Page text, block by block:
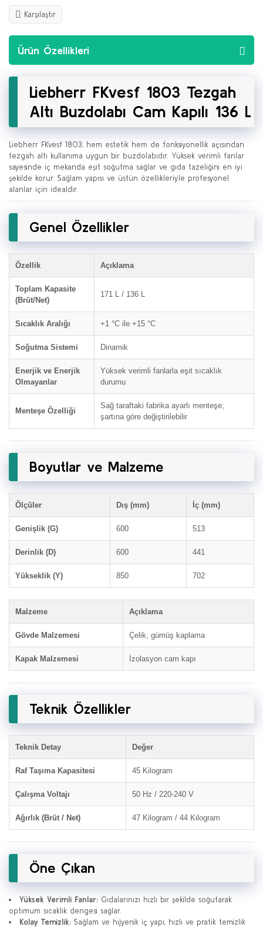
Karşılaştır
Ürün Özellikleri
Liebherr FKvesf 1803 Tezgah
Altı Buzdolabı Cam Kapılı 136 L
Liebherr FKvesf 1803, hem estetik hem de fonksiyonellik açısından
tezgah altı kullanıma uygun bir buzdolabıdır. Yüksek verimli fanlar
sayesinde iç mekanda eşit soğutma sağlar ve gıda tazeliğini en iyi
şekilde korur. Sağlam yapısı ve üstün özellikleriyle profesyonel
alanlar için idealdir.
Genel Özellikler
Özellik Açıklama
Toplam Kapasite
(Brüt/Net)
171 L / 136 L
Sıcaklık Aralığı +1 °C ile +15 °C
Soğutma Sistemi Dinamik
Enerjik ve Enerjik
Olmayanlar
Yüksek verimli fanlarla eşit sıcaklık
durumu
Menteşe Özelliği
Sağ taraftaki fabrika ayarlı menteşe;
şartına göre değiştirilebilir
Boyutlar ve Malzeme
Ölçüler Dış (mm) İç (mm)
Genişlik (G) 600 513
Derinlik (D) 600 441
Yükseklik (Y) 850 702
Malzeme Açıklama
Gövde Malzemesi Çelik, gümüş kaplama
Kapak Malzemesi İzolasyon cam kapı
Teknik Özellikler
Teknik Detay Değer
Raf Taşıma Kapasitesi 45 Kilogram
Çalışma Voltajı 50 Hz / 220-240 V
Ağırlık (Brüt / Net) 47 Kilogram / 44 Kilogram
Öne Çıkan
Yüksek Verimli Fanlar: Gıdalarınızı hızlı bir şekilde soğutarak
optimum sıcaklık dengesi sağlar.
Kolay Temizlik: Sağlam ve hijyenik iç yapı, hızlı ve pratik temizlik